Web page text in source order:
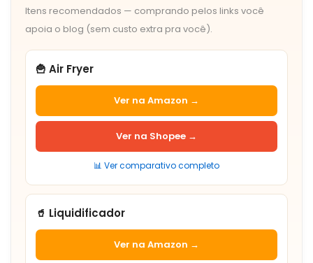
Itens recomendados — comprando pelos links você
apoia o blog (sem custo extra pra você).
🍟 Air Fryer
Ver na Amazon →
Ver na Shopee →
📊 Ver comparativo completo
🥤 Liquidificador
Ver na Amazon →